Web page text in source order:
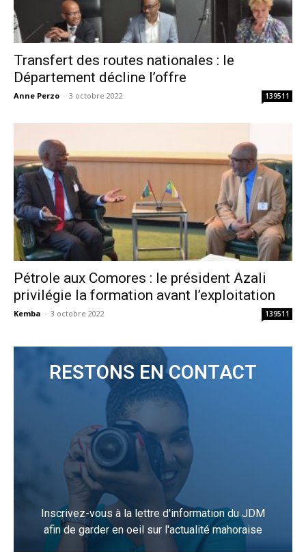
Transfert des routes nationales : le
Département décline l’offre
Anne Perzo - 3 octobre 2022 139511
Pétrole aux Comores : le président Azali
privilégie la formation avant l’exploitation
Kemba - 3 octobre 2022 139511
RESTONS EN CONTACT
Inscrivez-vous à la lettre d'information du JDM
afin de garder en oeil sur l'actualité mahoraise